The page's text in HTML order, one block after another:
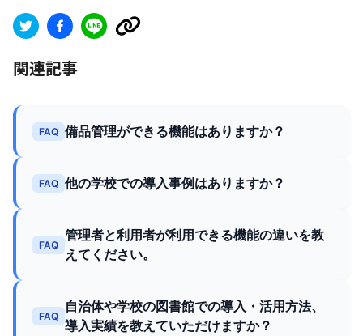
関連記事
FAQ 備品管理ができる機能はありますか？
FAQ 他の学校での導入事例はありますか？
FAQ
管理者と利用者が利用できる機能の違いを教
えてください。
FAQ
自治体や学校の図書館での導入・活用方法、
導入実績を教えていただけますか？